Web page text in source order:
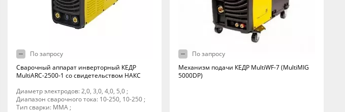
По запросу
Сварочный аппарат инверторный КЕДР
MultiARC-2500-1 со свидетельством НАКС
Диаметр электродов: 2,0, 3,0, 4,0, 5,0 ;
Диапазон сварочного тока: 10-250, 10-250 ;
Тип сварки: MMA ;
По запросу
Механизм подачи КЕДР MultiWF-7 (MultiMIG
5000DP)